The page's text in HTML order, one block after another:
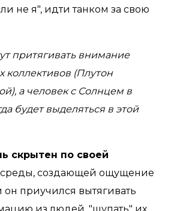
не я", идти танком за свою
притягивать внимание
коллективов (Плутон
а человек с Солнцем в
будет выделяться в этой
скрытен по своей
среды, создающей ощущение
он приучился вытягивать